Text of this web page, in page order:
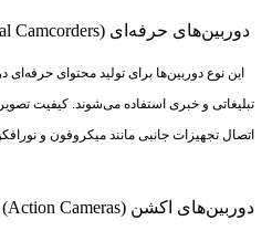
دوربین‌های حرفه‌ای (Professional Camcorders)
این نوع دوربین‌ها برای تولید محتوای
تبلیغاتی و خبری استفاده می‌شوند. کیفیت
اتصال تجهیزات جانبی مانند میکروفون و
دوربین‌های اکشن (Action Cameras)